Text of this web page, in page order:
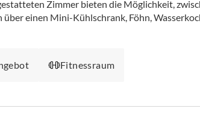
Zimmer bieten die Möglichkeit,
über einen Mini-Kühlschrank, Föhn,
Fitnessraum